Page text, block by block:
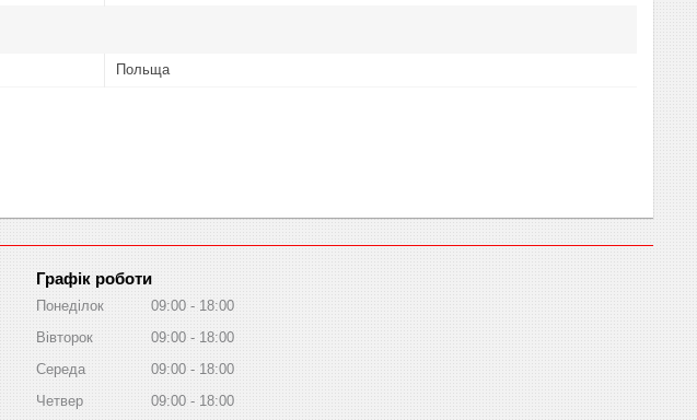
Польща
Графік роботи
Понеділок 09:00
18:00
Вівторок
09:00
18:00
Середа
09:00
18:00
Четвер
09:00
18:00